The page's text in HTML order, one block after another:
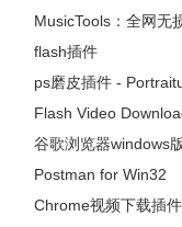
​MusicTools：全网无
flash插件
ps磨皮插件 -
Flash Video
谷歌浏览器windows
Postman for Win32
Chrome视频下载插